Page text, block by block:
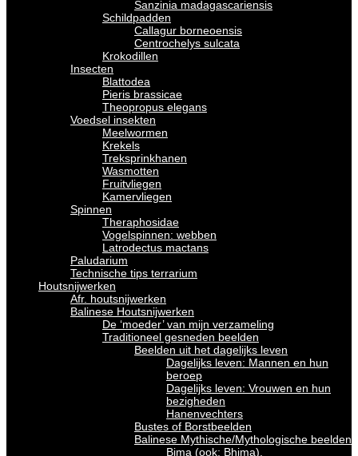
Sanzinia madagascariensis
Schildpadden
Callagur borneoensis
Centrochelys sulcata
Krokodillen
Insecten
Blattodea
Pieris brassicae
Theopropus elegans
Voedsel insekten
Meelwormen
Krekels
Treksprinkhanen
Wasmotten
Fruitvliegen
Kamervliegen
Spinnen
Theraphosidae
Vogelspinnen: webben
Latrodectus mactans
Paludarium
Technische tips terrarium
Houtsnijwerken
Afr. houtsnijwerken
Balinese Houtsnijwerken
De ‘moeder’ van mijn verzameling
Traditioneel gesneden beelden
Beelden uit het dagelijks leven
Dagelijks leven: Mannen en hun
beroep
Dagelijks leven: Vrouwen en hun
bezigheden
Hanenvechters
Bustes of Borstbeelden
Balinese Mythische/Mythologische beelden
Bima (ook: Bhima).